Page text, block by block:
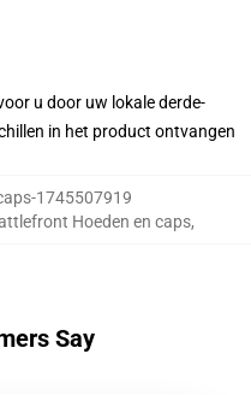
u door uw lokale derde-
in het product ontvangen
1745507919
Hoeden en caps,
Say